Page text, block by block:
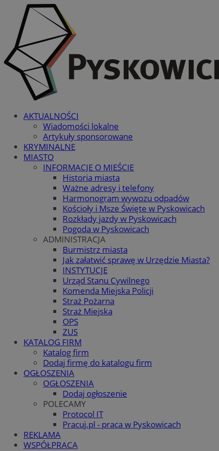
AKTUALNOŚCI
Wiadomości lokalne
Artykuły sponsorowane
KRYMINALNE
MIASTO
INFORMACJE O MIEŚCIE
Historia miasta
Ważne adresy i telefony
Harmonogram wywozu odpadów
Kościoły i Msze Święte w Pyskowicach
Rozkłady jazdy w Pyskowicach
Pogoda w Pyskowicach
ADMINISTRACJA
Burmistrz miasta
Jak załatwić sprawę w Urzędzie Miasta?
INSTYTUCJE
Urząd Stanu Cywilnego
Komenda Miejska Policji
Straż Pożarna
Straż Miejska
OPS
ZUS
KATALOG FIRM
Katalog firm
Dodaj firmę do katalogu firm
OGŁOSZENIA
OGŁOSZENIA
Dodaj ogłoszenie
POLECAMY
Protocol IT
Pracuj.pl - praca w Pyskowicach
REKLAMA
WSPÓŁPRACA